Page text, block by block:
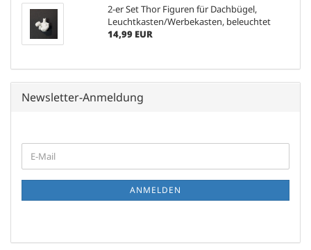
2-er Set Thor Figuren für Dachbügel,
Leuchtkasten/Werbekasten, beleuchtet
14,99 EUR
Newsletter-Anmeldung
ZUR
NEWSLETTER-
E-
Mail
ANMELDEN